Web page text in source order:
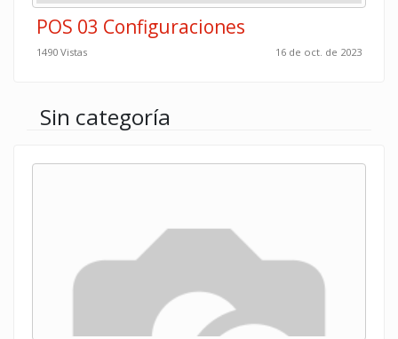
POS 03 Configuraciones
1490 Vistas 16 de oct. de 2023
Sin categoría